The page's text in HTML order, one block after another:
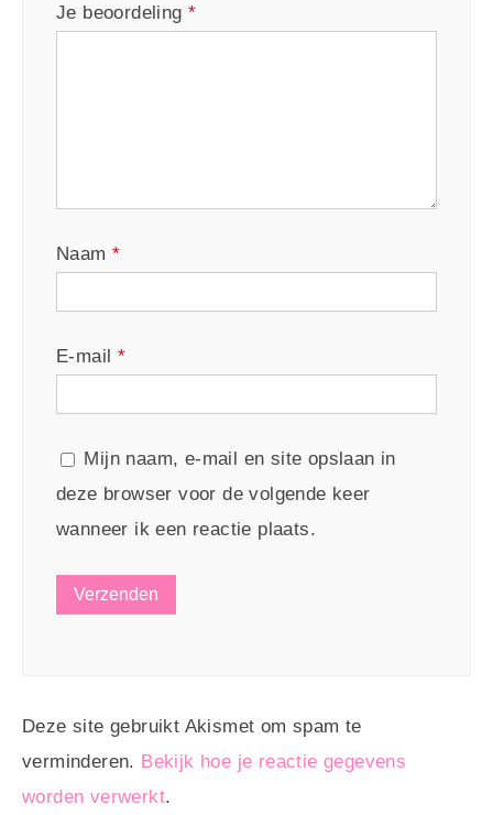
Je beoordeling*
Naam *
E-mail *
Mijn naam, e-mail en site opslaan in
deze browser voor de volgende keer
wanneer ik een reactie plaats.
Deze site gebruikt Akismet om spam te
verminderen. Bekijk hoe je reactie gegevens
worden verwerkt.